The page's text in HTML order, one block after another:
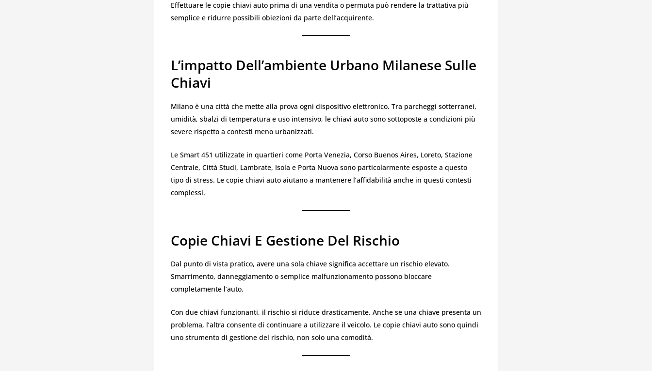
Effettuare le copie chiavi auto prima di una vendita o permuta può rendere la trattativa più
semplice e ridurre possibili obiezioni da parte dell’acquirente.
L’impatto Dell’ambiente Urbano Milanese Sulle
Chiavi
Milano è una città che mette alla prova ogni dispositivo elettronico. Tra parcheggi sotterranei,
umidità, sbalzi di temperatura e uso intensivo, le chiavi auto sono sottoposte a condizioni più
severe rispetto a contesti meno urbanizzati.
Le Smart 451 utilizzate in quartieri come Porta Venezia, Corso Buenos Aires, Loreto, Stazione
Centrale, Città Studi, Lambrate, Isola e Porta Nuova sono particolarmente esposte a questo
tipo di stress. Le copie chiavi auto aiutano a mantenere l’affidabilità anche in questi contesti
complessi.
Copie Chiavi E Gestione Del Rischio
Dal punto di vista pratico, avere una sola chiave significa accettare un rischio elevato.
Smarrimento, danneggiamento o semplice malfunzionamento possono bloccare
completamente l’auto.
Con due chiavi funzionanti, il rischio si riduce drasticamente. Anche se una chiave presenta un
problema, l’altra consente di continuare a utilizzare il veicolo. Le copie chiavi auto sono quindi
uno strumento di gestione del rischio, non solo una comodità.